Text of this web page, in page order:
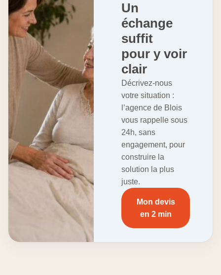
Un
échange
suffit
pour y voir
clair
Décrivez-nous
votre situation :
l’agence de Blois
vous rappelle sous
24h, sans
engagement, pour
construire la
solution la plus
juste.
Mon devis
en 2 min